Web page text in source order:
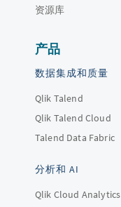
资源库
产品
数据集成和质量
Qlik Talend
Qlik Talend Cloud
Talend Data Fabric
分析和 AI
Qlik Cloud Analytics